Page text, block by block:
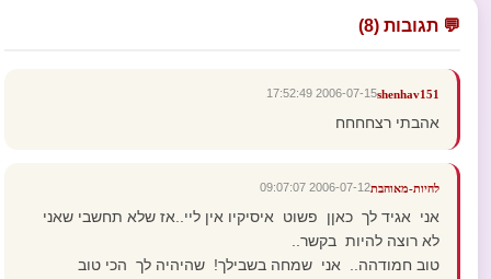
💬 תגובות (8)
shenhav151
2006-07-15 17:52:49
אהבתי רצחחחח
להיות-מאוהבת2006-07-12 09:07:07
אני אגיד לך כאןן פשוט איסיקיו אין ליי..אז שלא תחשבי שאני
לא רוצה להיות בקשר..
טוב חמודהה.. אני שמחה בשבילך! שהיהיה לך הכי טוב